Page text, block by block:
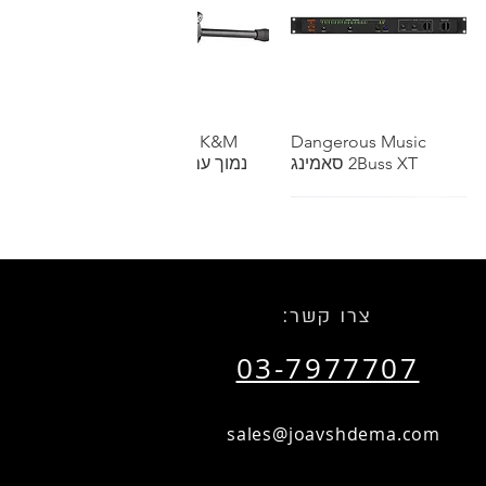
תצוגה מהירה
Dangerous Music
2Buss XT סאמינג
תצוגה מהירה
נמוך עם בום טלסקופי
:צרו קשר
03-7977707
sales@joavshdema.com